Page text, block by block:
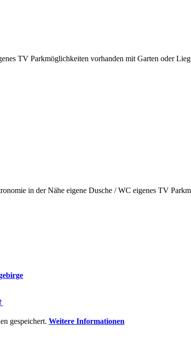
TV Parkmöglichkeiten vorhanden mit Garten oder
in der Nähe eigene Dusche / WC eigenes TV
gespeichert. Weitere Informationen